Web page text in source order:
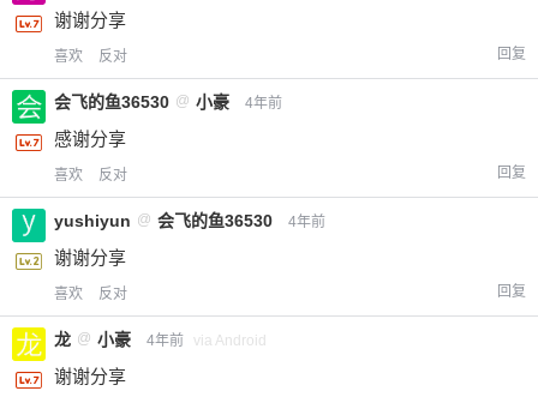
谢谢分享
喜欢 反对 回复
会飞的鱼36530 @ 小豪 4年前
感谢分享
喜欢 反对 回复
yushiyun @ 会飞的鱼36530 4年前
谢谢分享
喜欢 反对 回复
龙 @ 小豪 4年前 via Android
谢谢分享